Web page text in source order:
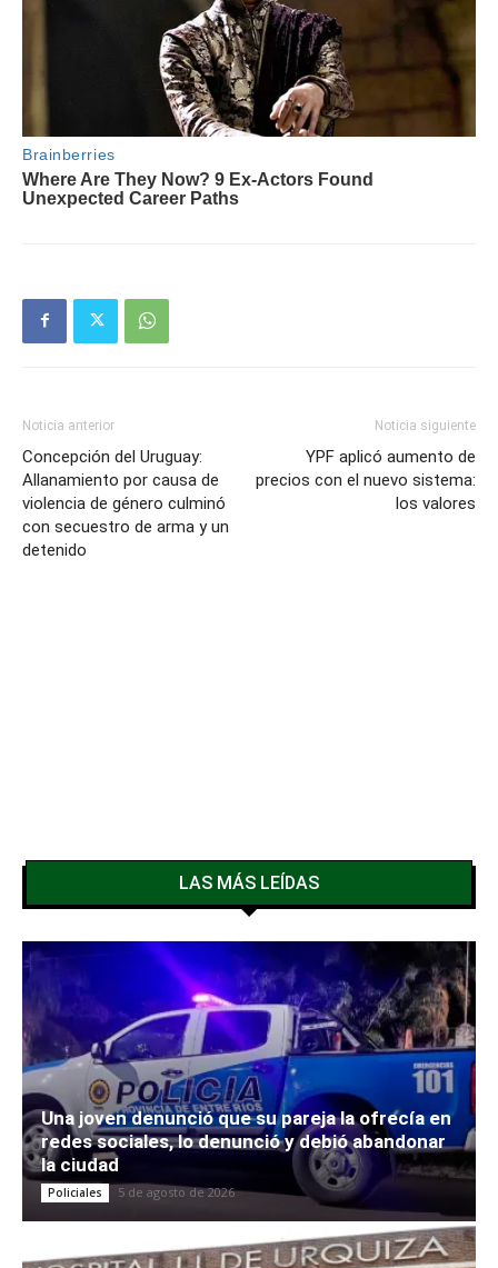
Noticia anterior
Concepción del Uruguay:
Allanamiento por causa de
violencia de género culminó
con secuestro de arma y un
detenido
Noticia siguiente
YPF aplicó aumento de
precios con el nuevo sistema:
los valores
LAS MÁS LEÍDAS
Una joven denunció que su pareja la ofrecía en
redes sociales, lo denunció y debió abandonar
la ciudad
Policiales 5 de agosto de 2026